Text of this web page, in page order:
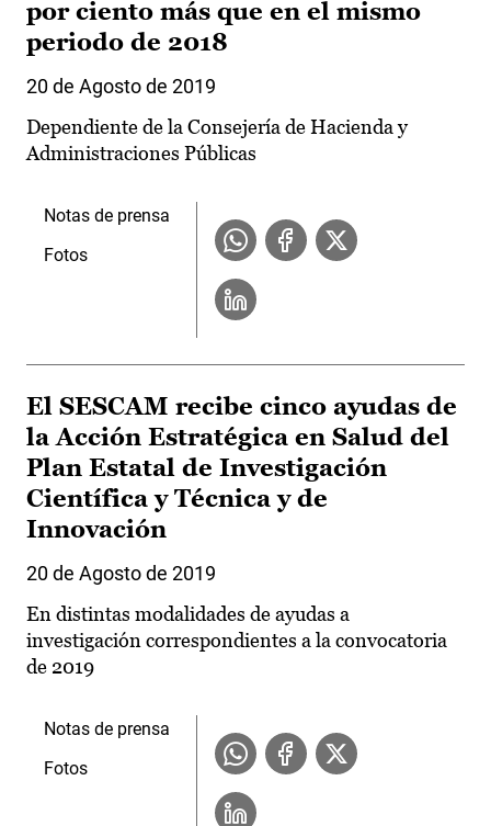
por ciento más que en el mismo
periodo de 2018
20 de Agosto de 2019
Dependiente de la Consejería de Hacienda y
Administraciones Públicas
Notas de prensa
Fotos
El SESCAM recibe cinco ayudas de
la Acción Estratégica en Salud del
Plan Estatal de Investigación
Científica y Técnica y de
Innovación
20 de Agosto de 2019
En distintas modalidades de ayudas a
investigación correspondientes a la convocatoria
de 2019
Notas de prensa
Fotos